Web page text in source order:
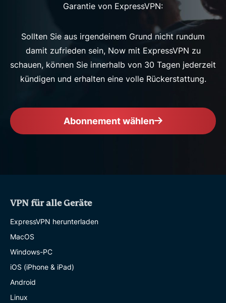
Garantie von ExpressVPN:
Sollten Sie aus irgendeinem Grund nicht rundum
damit zufrieden sein, Now mit ExpressVPN zu
schauen, können Sie innerhalb von 30 Tagen jederzeit
kündigen und erhalten eine volle Rückerstattung.
Abonnement wählen
VPN für alle Geräte
ExpressVPN herunterladen
MacOS
Windows-PC
iOS (iPhone & iPad)
Android
Linux